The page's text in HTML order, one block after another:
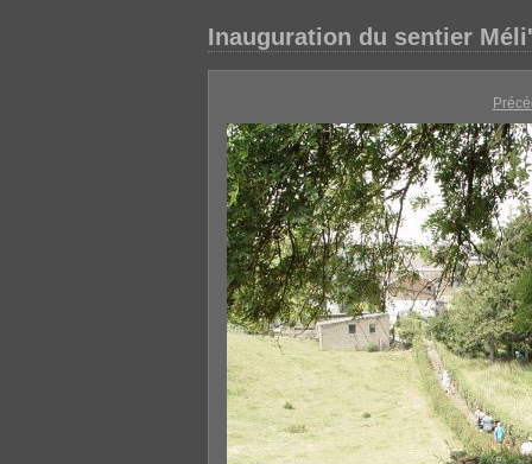
Inauguration du sentier